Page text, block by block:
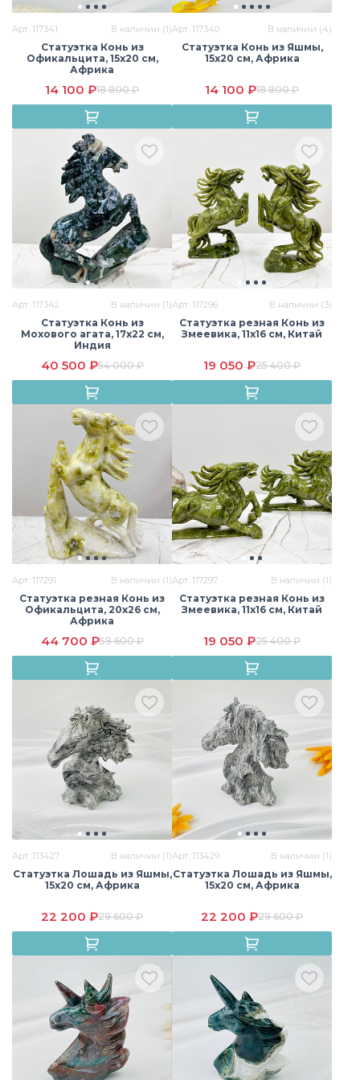
Раухтопаз Розовый кварц
Розовый кварц
(Мадагаскар)
Самоцветы Сардоникс
Сердолик Тигровый глаз
Турмалиновый
кварц
Унакит Флюорит
Арт. 117341 В наличии (1)
Статуэтка Конь из
Офикальцита, 15х20 см,
Африка
14 100 ₽18 800 ₽
Арт. 117340 В наличии (4)
Статуэтка Конь из Яшмы,
15х20 см, Африка
14 100 ₽18 800 ₽
Арт. 117342 В наличии (1)
Статуэтка Конь из
Мохового агата, 17х22 см,
Индия
40 500 ₽54 000 ₽
Арт. 117296 В наличии (3)
Статуэтка резная Конь из
Змеевика, 11х16 см, Китай
19 050 ₽25 400 ₽
Арт. 117291 В наличии (1)
Статуэтка резная Конь из
Офикальцита, 20х26 см,
Африка
44 700 ₽59 600 ₽
Арт. 117297 В наличии (1)
Статуэтка резная Конь из
Змеевика, 11х16 см, Китай
19 050 ₽25 400 ₽
Арт. 113427 В наличии (1)
Статуэтка Лошадь из Яшмы,
15х20 см, Африка
22 200 ₽29 600 ₽
Арт. 113429 В наличии (1)
Статуэтка Лошадь из Яшмы,
15х20 см, Африка
22 200 ₽29 600 ₽